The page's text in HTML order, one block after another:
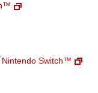
Nintendo Switch™